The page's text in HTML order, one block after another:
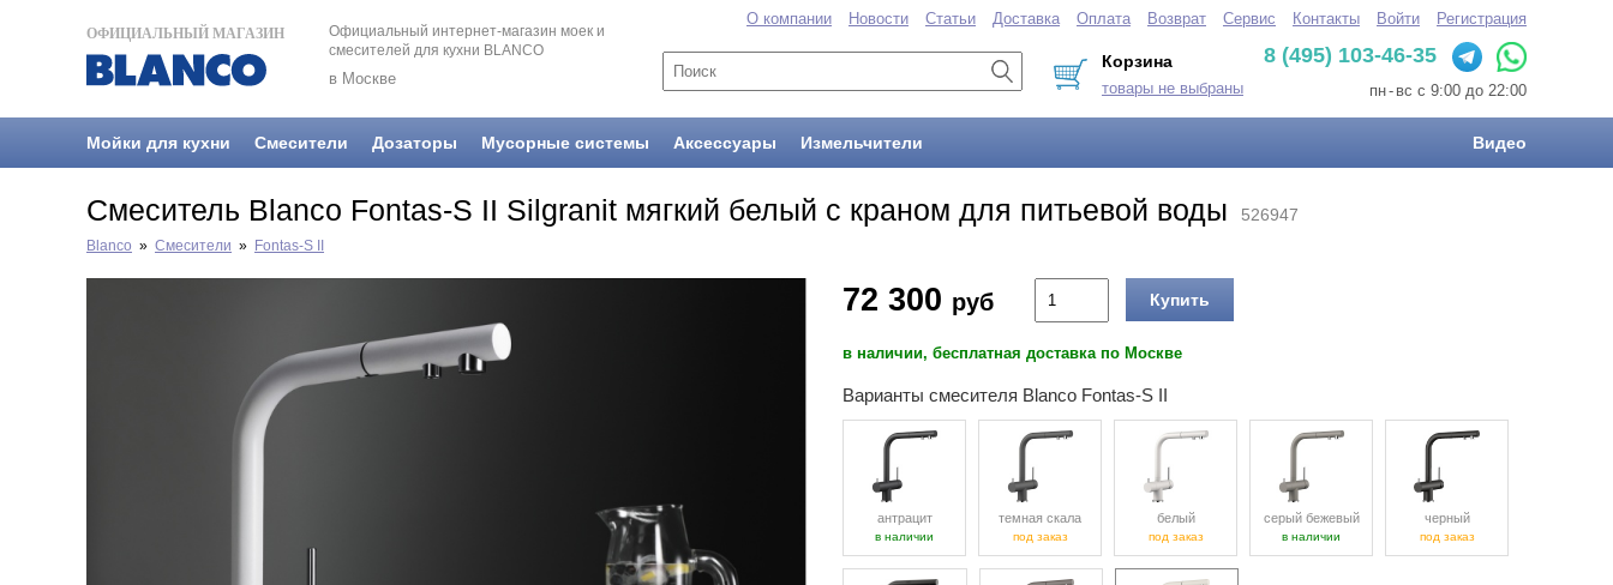
ОФИЦИАЛЬНЫЙ МАГАЗИН
Официальный интернет-магазин моек и
смесителей для кухни BLANCO
в Москве
8 (495) 103-46-35
пн- вс с 9:00 до 22:00
Корзина
товары не выбраны
Мойки для кухни Смесители Дозаторы Мусорные системы Аксессуары Измельчители Видео
О компании Новости Статьи Доставка Оплата Возврат Сервис Контакты Войти Регистрация
Смеситель Blanco Fontas-S II Silgranit мягкий белый с краном для питьевой воды 526947
Blanco » Смесители » Fontas-S II
72 300 руб Купить
в наличии, бесплатная доставка по Москве
Варианты смесителя Blanco Fontas-S II
антрацит
в наличии
темная скала
под заказ
белый
под заказ
серый бежевый
в наличии
черный
под заказ